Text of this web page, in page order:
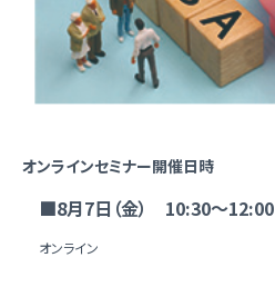
オンラインセミナー開催日時
■8月7日（金） 10:30～12:00
オンライン